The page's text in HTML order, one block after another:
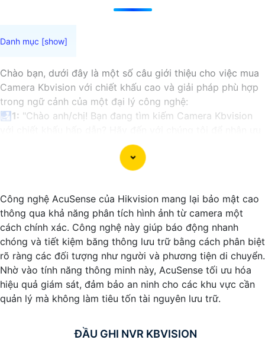
Chào bạn, dưới đây là một số câu giới thiệu cho việc mua
Camera Kbvision với chiết khấu cao và giải pháp phù hợp
trong ngữ cảnh của một đại lý công nghệ:
🛃 1: "Chào anh/chị! Bạn đang tìm kiếm Camera Kbvision
đãi đặc biệt và được tư vấn về giải pháp chính xác nhất
cho nhu cầu an ninh của bạn!"
"Bạn muốn mua Camera Kbvision với giá ưu đãi và
trợ tốt nhất từ đội ngũ chuyên gia có kinh nghiệm!"
️🥈3:"Chúng tôi cam kết cung cấp Camera Kbvision chính
hãng với chiết khấu cao nhất trên thị trường. Hãy đến với
chúng tôi để trải nghiệm dịch vụ tốt nhất và nhận được sự
tư vấn chuyên nghiệp về giải pháp an ninh cần thiết!"
Hy vọng những câu giới thiệu trên sẽ giúp bạn thành công
trong việc tiếp cận khách hàng và tăng cơ hội bán hàng
của bạn. Nếu có bất kỳ yêu cầu hay câu hỏi nào khác, bạn
Công nghệ AcuSense của Hikvision mang lại bảo mật cao
thông qua khả năng phân tích hình ảnh từ camera một
cách chính xác. Công nghệ này giúp báo động nhanh
chóng và tiết kiệm băng thông lưu trữ bằng cách phân biệt
rõ ràng các đối tượng như người và phương tiện di chuyển.
Nhờ vào tính năng thông minh này, AcuSense tối ưu hóa
hiệu quả giám sát, đảm bảo an ninh cho các khu vực cần
quản lý mà không làm tiêu tốn tài nguyên lưu trữ.
ĐẦU GHI NVR KBVISION